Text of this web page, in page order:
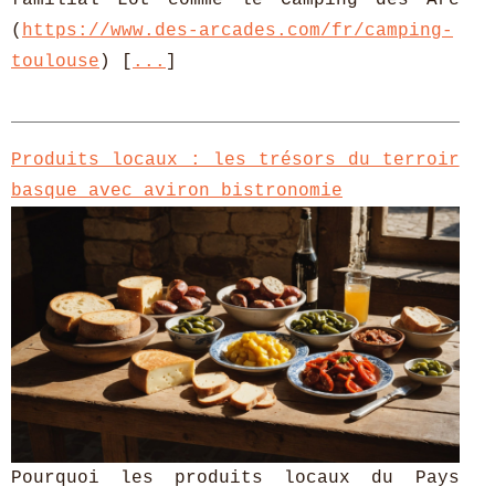
( https://www.des-arcades.com/fr/camping-
toulouse ) [ ...
Produits locaux : les trésors du terroir
basque avec aviron bistronomie
Pourquoi les produits locaux du Pays